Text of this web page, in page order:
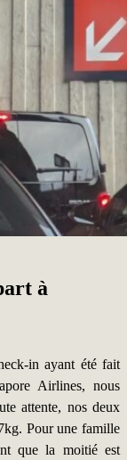
à
in ayant été fait
Airlines, nous
attente, nos deux
Pour une famille
que la moitié est